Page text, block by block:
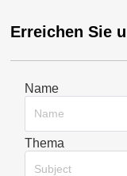
Erreichen Sie
Name
Thema
Subject